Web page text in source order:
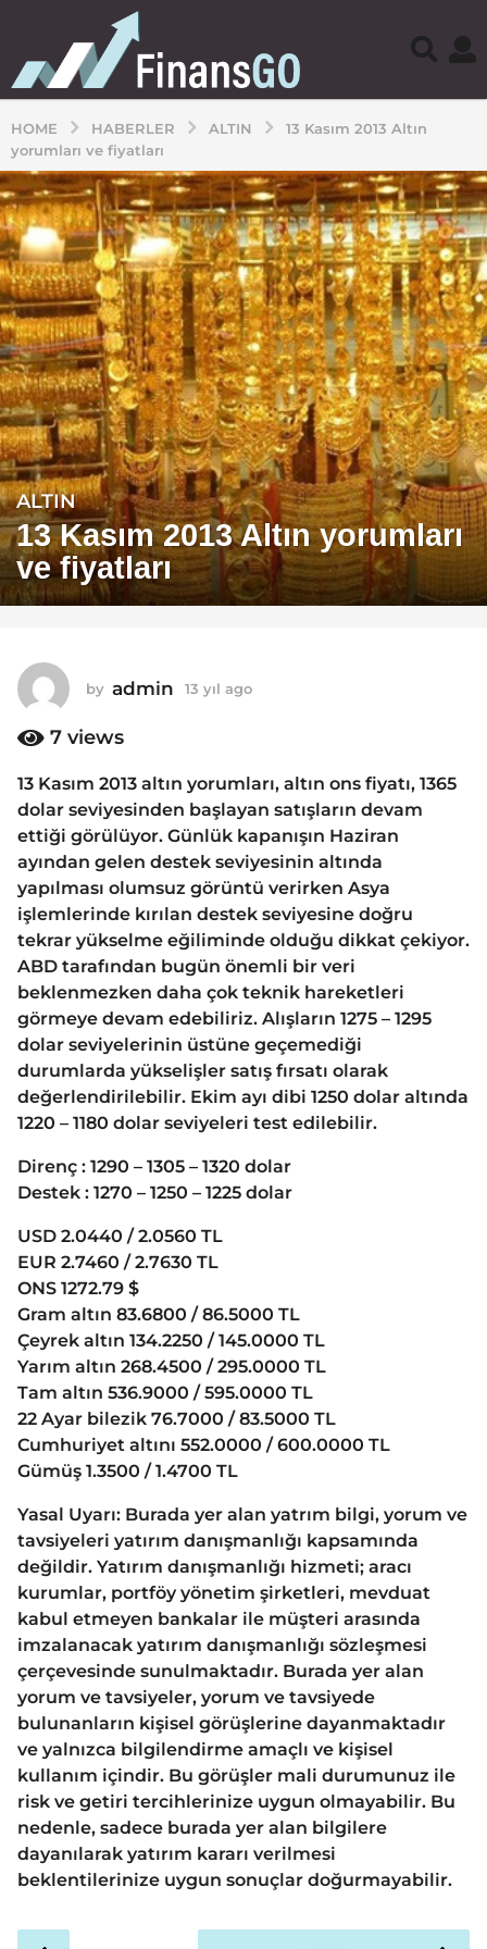
HOME HABERLER ALTIN
13 Kasım 2013 Altın
yorumları ve fiyatları
1
3
y
ı
l
o
1
3
ı
l
a
g
o
ALTIN
13 Kasım 2013 Altın yorumları
ve fiyatları
by admin 13 yıl ago
a
g
o
7 views
13 Kasım 2013 altın yorumları, altın ons fiyatı, 1365
dolar seviyesinden başlayan satışların devam
ettiği görülüyor. Günlük kapanışın Haziran
ayından gelen destek seviyesinin altında
yapılması olumsuz görüntü verirken Asya
işlemlerinde kırılan destek seviyesine doğru
tekrar yükselme eğiliminde olduğu dikkat çekiyor.
ABD tarafından bugün önemli bir veri
beklenmezken daha çok teknik hareketleri
görmeye devam edebiliriz. Alışların 1275 – 1295
dolar seviyelerinin üstüne geçemediği
durumlarda yükselişler satış fırsatı olarak
değerlendirilebilir. Ekim ayı dibi 1250 dolar altında
1220 – 1180 dolar seviyeleri test edilebilir.
Direnç : 1290 – 1305 – 1320 dolar
Destek : 1270 – 1250 – 1225 dolar
USD 2.0440 / 2.0560 TL
EUR 2.7460 / 2.7630 TL
ONS 1272.79 $
Gram altın 83.6800 / 86.5000 TL
Çeyrek altın 134.2250 / 145.0000 TL
Yarım altın 268.4500 / 295.0000 TL
Tam altın 536.9000 / 595.0000 TL
22 Ayar bilezik 76.7000 / 83.5000 TL
Cumhuriyet altını 552.0000 / 600.0000 TL
Gümüş 1.3500 / 1.4700 TL
Yasal Uyarı: Burada yer alan yatrım bilgi, yorum ve
tavsiyeleri yatırım danışmanlığı kapsamında
değildir. Yatırım danışmanlığı hizmeti; aracı
kurumlar, portföy yönetim şirketleri, mevduat
kabul etmeyen bankalar ile müşteri arasında
imzalanacak yatırım danışmanlığı sözleşmesi
çerçevesinde sunulmaktadır. Burada yer alan
yorum ve tavsiyeler, yorum ve tavsiyede
bulunanların kişisel görüşlerine dayanmaktadır
ve yalnızca bilgilendirme amaçlı ve kişisel
kullanım içindir. Bu görüşler mali durumunuz ile
risk ve getiri tercihlerinize uygun olmayabilir. Bu
nedenle, sadece burada yer alan bilgilere
dayanılarak yatırım kararı verilmesi
beklentilerinize uygun sonuçlar doğurmayabilir.